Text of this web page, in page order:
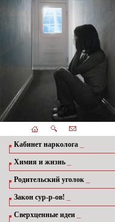
Кабинет нарколога
Химия и жизнь
Родительский уголок
Закон сур-р-ов!
Сверхценные идеи